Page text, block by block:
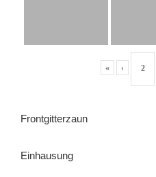
« ‹
Frontgitterzaun
Einhausung